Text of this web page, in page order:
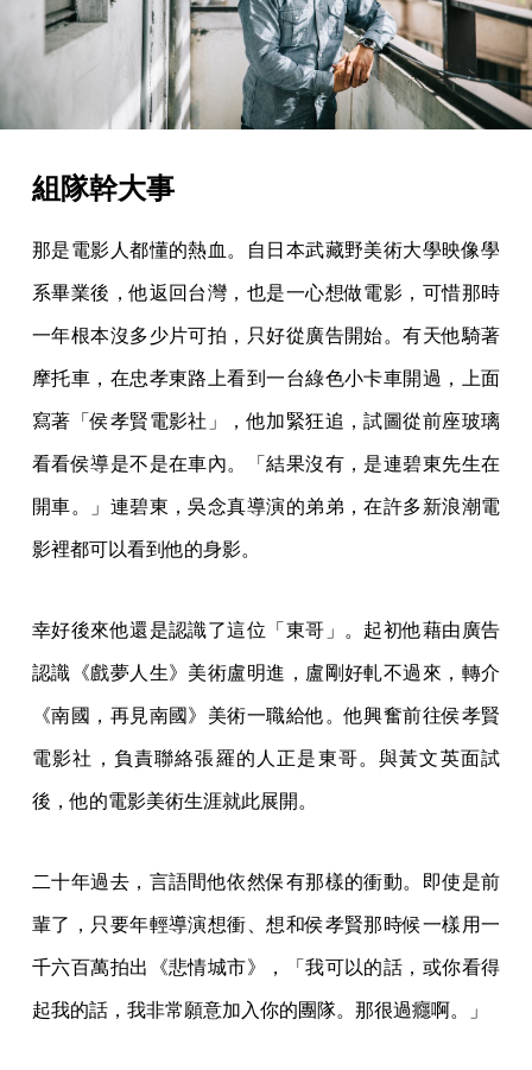
組隊幹大事
那是電影人都懂的熱血。自日本武藏野美術大學映像學
系畢業後，他返回台灣，也是一心想做電影，可惜那時
一年根本沒多少片可拍，只好從廣告開始。有天他騎著
摩托車，在忠孝東路上看到一台綠色小卡車開過，上面
寫著「侯孝賢電影社」，他加緊狂追，試圖從前座玻璃
看看侯導是不是在車內。「結果沒有，是連碧東先生在
開車。」連碧東，吳念真導演的弟弟，在許多新浪潮電
影裡都可以看到他的身影。
幸好後來他還是認識了這位「東哥」。起初他藉由廣告
認識《戲夢人生》美術盧明進，盧剛好軋不過來，轉介
《南國，再見南國》美術一職給他。他興奮前往侯孝賢
電影社，負責聯絡張羅的人正是東哥。與黃文英面試
後，他的電影美術生涯就此展開。
二十年過去，言語間他依然保有那樣的衝動。即使是前
輩了，只要年輕導演想衝、想和侯孝賢那時候一樣用一
千六百萬拍出《悲情城市》，「我可以的話，或你看得
起我的話，我非常願意加入你的團隊。那很過癮啊。」